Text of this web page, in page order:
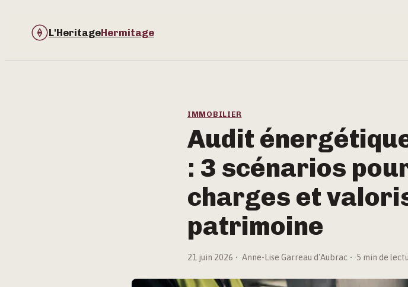
L'HeritageHermitage
IMMOBILIER
Audit
: 3 scénarios
charges et
patrimoine
21 juin 2026 ·Anne-Lise Garreau d'Aubrac ·5 min de